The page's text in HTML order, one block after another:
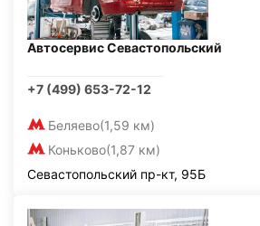
Автосервис Севастопольский
+7 (499) 653-72-12
Беляево(1,59 км)
Коньково(1,87 км)
Севастопольский пр-кт, 95Б